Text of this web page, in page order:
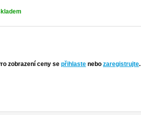
zobrazení ceny se přihlaste nebo zaregistrujte.